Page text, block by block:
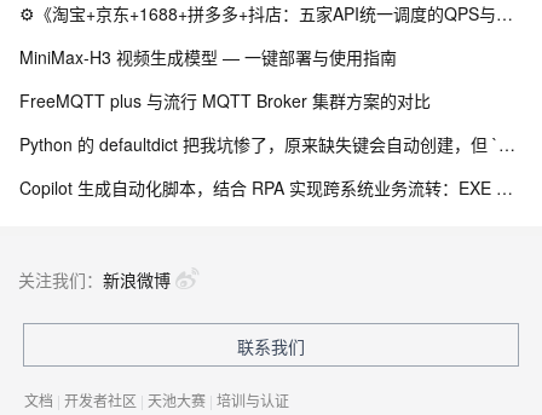
⚙️《淘宝+京东+1688+拼多多+抖店：五家API统一调度的QPS与配额守卫》（附Python源码）
MiniMax-H3 视频生成模型 — 一键部署与使用指南
FreeMQTT plus 与流行 MQTT Broker 集群方案的对比
Python 的 defaultdict 把我坑惨了，原来缺失键会自动创建，但 `__missing__` 的副作用让我调试到崩溃
Copilot 生成自动化脚本，结合 RPA 实现跨系统业务流转：EXE 打包与内网离线部署实践
关注我们： 新浪微博
联系我们
文档 | 开发者社区 | 天池大赛 | 培训与认证